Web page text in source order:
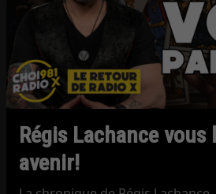
Régis Lachance
avenir!